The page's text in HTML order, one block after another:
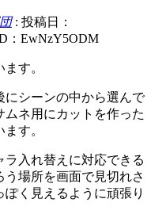
: 投稿日：
：EwNzY5ODM
す。
シーンの中から選んで
ネ用にカットを作った
す。
入れ替えに対応できる
場所を画面で見切れさ
く見えるように頑張り